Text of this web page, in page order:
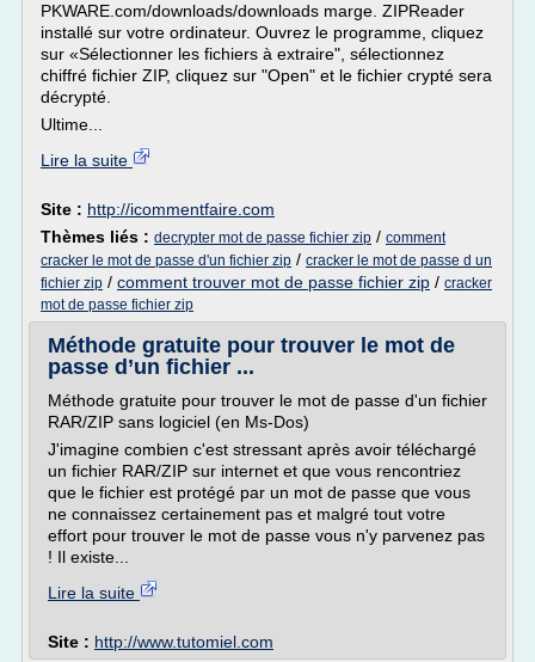
PKWARE.com/downloads/downloads marge. ZIPReader
installé sur votre ordinateur. Ouvrez le programme, cliquez
sur «Sélectionner les fichiers à extraire", sélectionnez
chiffré fichier ZIP, cliquez sur "Open" et le fichier crypté sera
décrypté.
Ultime...
Lire la suite
Site : http://icommentfaire.com
Thèmes liés : decrypter mot de passe fichier zip / comment
cracker le mot de passe d'un fichier zip / cracker le mot de passe d un
fichier zip / comment trouver mot de passe fichier zip / cracker
mot de passe fichier zip
Méthode gratuite pour trouver le mot de
passe d’un fichier ...
Méthode gratuite pour trouver le mot de passe d'un fichier
RAR/ZIP sans logiciel (en Ms-Dos)
J'imagine combien c'est stressant après avoir téléchargé
un fichier RAR/ZIP sur internet et que vous rencontriez
que le fichier est protégé par un mot de passe que vous
ne connaissez certainement pas et malgré tout votre
effort pour trouver le mot de passe vous n'y parvenez pas
! Il existe...
Lire la suite
Site : http://www.tutomiel.com